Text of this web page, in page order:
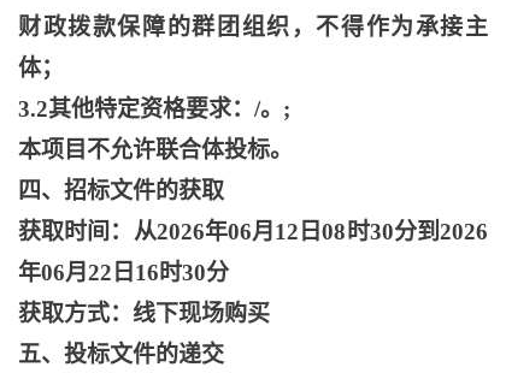
财政拨款保障的群团组织，不得作为承接主
体；
3.2其他特定资格要求：/。;
本项目不允许联合体投标。
四、招标文件的获取
获取时间：从2026年06月12日08时30分到2026
年06月22日16时30分
获取方式：线下现场购买
五、投标文件的递交